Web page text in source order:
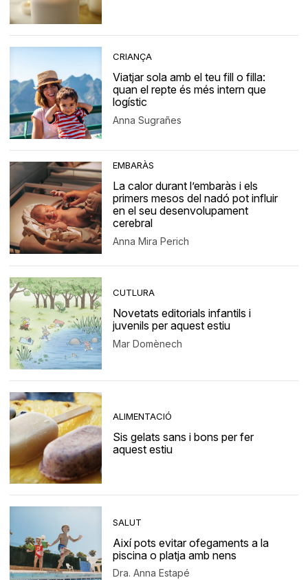
CRIANÇA
Viatjar sola amb el teu fill o filla:
quan el repte és més intern que
logístic
Anna Sugrañes
EMBARÀS
La calor durant l’embaràs i els
primers mesos del nadó pot influir
en el seu desenvolupament
cerebral
Anna Mira Perich
CUTLURA
Novetats editorials infantils i
juvenils per aquest estiu
Mar Domènech
ALIMENTACIÓ
Sis gelats sans i bons per fer
aquest estiu
SALUT
Així pots evitar ofegaments a la
piscina o platja amb nens
Dra. Anna Estapé